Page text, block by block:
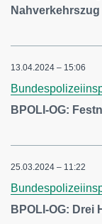
Nahverkehrszug
13.04.2024 – 15:06
BPOLI-OG:
25.03.2024 – 11:22
BPOLI-OG: Drei